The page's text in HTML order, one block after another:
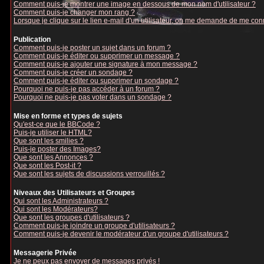
Comment puis-je montrer une image en dessous de mon nom d'utilisateur ?
Comment puis-je changer mon rang ?
Lorsque je clique sur le lien e-mail d'un utilisateur, on me demande de me
Publication
Comment puis-je poster un sujet dans un forum ?
Comment puis-je éditer ou supprimer un message ?
Comment puis-je ajouter une signature à mon message ?
Comment puis-je créer un sondage ?
Comment puis-je éditer ou supprimer un sondage ?
Pourquoi ne puis-je pas accéder à un forum ?
Pourquoi ne puis-je pas voter dans un sondage ?
Mise en forme et types de sujets
Qu'est-ce que le BBCode ?
Puis-je utiliser le HTML?
Que sont les smilies ?
Puis-je poster des Images?
Que sont les Annonces ?
Que sont les Post-it ?
Que sont les sujets de discussions verrouillés ?
Niveaux des Utilisateurs et Groupes
Qui sont les Administrateurs ?
Qui sont les Modérateurs?
Que sont les groupes d'utilisateurs ?
Comment puis-je joindre un groupe d'utilisateurs ?
Comment puis-je devenir le modérateur d'un groupe d'utilisateurs ?
Messagerie Privée
Je ne peux pas envoyer de messages privés !